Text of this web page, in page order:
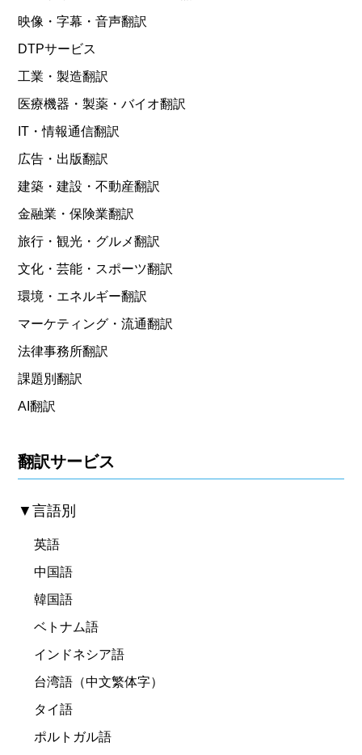
映像・字幕・音声翻訳
DTPサービス
工業・製造翻訳
医療機器・製薬・バイオ翻訳
IT・情報通信翻訳
広告・出版翻訳
建築・建設・不動産翻訳
金融業・保険業翻訳
旅行・観光・グルメ翻訳
文化・芸能・スポーツ翻訳
環境・エネルギー翻訳
マーケティング・流通翻訳
法律事務所翻訳
課題別翻訳
AI翻訳
翻訳サービス
▼言語別
英語
中国語
韓国語
ベトナム語
インドネシア語
台湾語（中文繁体字）
タイ語
ポルトガル語